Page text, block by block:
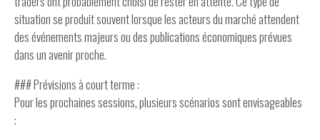
situation se produit souvent lorsque les acteurs du marché attendent
des événements majeurs ou des publications économiques prévues
dans un avenir proche.
### Prévisions à court terme :
Pour les prochaines sessions, plusieurs scénarios sont envisageables
: